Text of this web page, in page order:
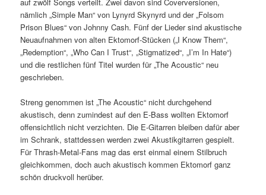
nämlich „Simple Man“ von Lynyrd Skynyrd und der „Folsom
Prison Blues“ von Johnny Cash. Fünf der Lieder sind akustische
Neuaufnahmen von alten Ektomorf-Stücken („I Know Them“,
„Redemption“, „Who Can I Trust“, „Stigmatized“, „I’m In Hate“)
und die restlichen fünf Titel wurden für „The Acoustic“ neu
geschrieben.
Streng genommen ist „The Acoustic“ nicht durchgehend
akustisch, denn zumindest auf den E-Bass wollten Ektomorf
offensichtlich nicht verzichten. Die E-Gitarren bleiben dafür aber
im Schrank, stattdessen werden zwei Akustikgitarren gespielt.
Für Thrash-Metal-Fans mag das erst einmal einem Stilbruch
gleichkommen, doch auch akustisch kommen Ektomorf ganz
schön druckvoll herüber.